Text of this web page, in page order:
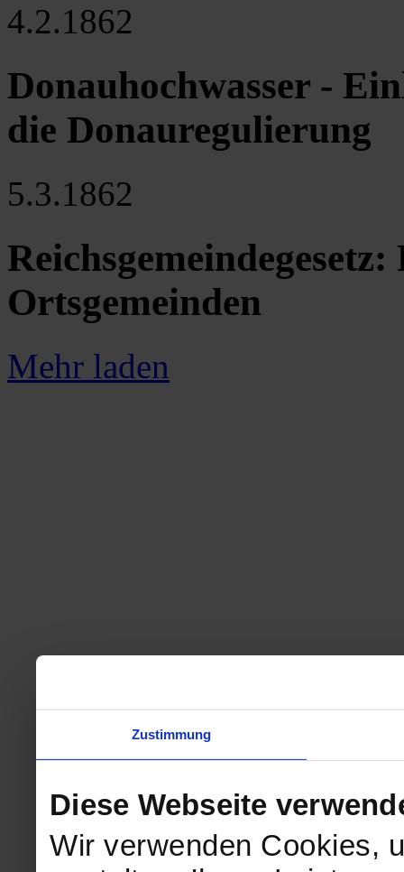
Zustimmung
Diese Webseite
Wir verwenden Cookies,
4.2.1862
Donauhochwasser -
die Donauregulierung
5.3.1862
Ortsgemeinden
Mehr laden